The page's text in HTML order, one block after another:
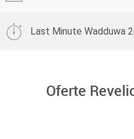
Last Minute Wadduwa
Oferte